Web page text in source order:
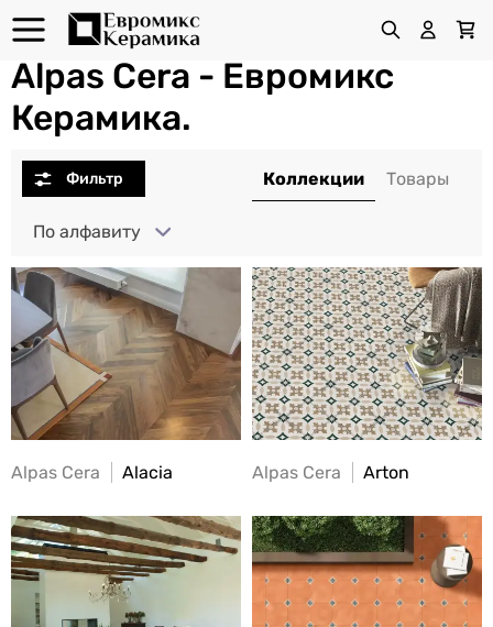
Alpas Cera - Евромикс
Керамика.
По алфавиту
Alpas Cera Alacia Alpas Cera Arton